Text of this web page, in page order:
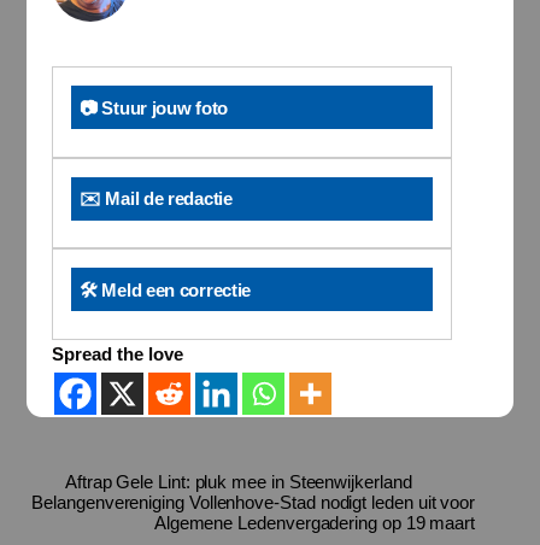
📷 Stuur jouw foto
✉️ Mail de redactie
🛠️ Meld een correctie
Spread the love
Aftrap Gele Lint: pluk mee in Steenwijkerland
Belangenvereniging Vollenhove-Stad nodigt leden uit voor
Algemene Ledenvergadering op 19 maart